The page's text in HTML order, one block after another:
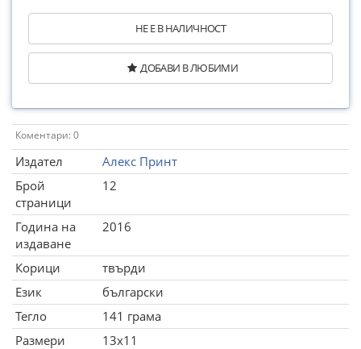
НЕ Е В НАЛИЧНОСТ
ДОБАВИ В ЛЮБИМИ
Коментари: 0
Издател
Алекс Принт
Брой
страници
12
Година на
издаване
2016
Корици
твърди
Език
български
Тегло
141 грама
Размери
13x11